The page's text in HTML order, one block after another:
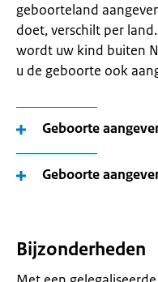
geboorteland
doet, verschilt per
wordt uw kind buiten
u de geboorte ook
Geboorte
Geboorte
Bijzonderheden